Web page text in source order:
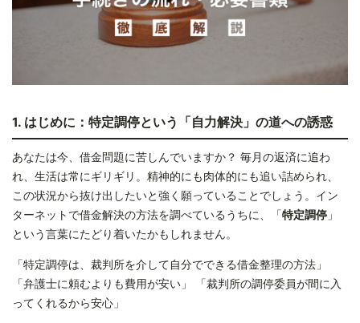
1. はじめに：特定調停という「自力解決」の道への誘惑
あなたは今、借金問題に苦しんでいますか？ 毎月の返済に追わ
れ、生活は常にギリギリ。精神的にも肉体的にも追い詰められ、
この状況から抜け出したいと強く願っていることでしょう。イン
ターネットで借金解決の方法を調べているうちに、「特定調停 」
という言葉にたどり着いたかもしれません。
「特定調停は、裁判所を介して自分でできる借金整理の方法」
「弁護士に頼むよりも費用が安い」 「裁判所の調停委員が間に入
ってくれるから安心」